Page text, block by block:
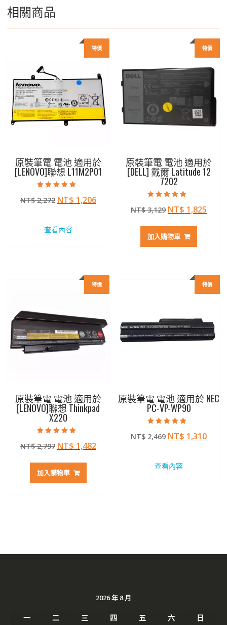
相關商品
特價
原裝筆電 電池 適用於
[LENOVO]聯想 L11M2P01
5.00
滿分 5
NT$2,272 原
格：
NT$ 1,206目
查看內容
特價
原裝筆電 電池 適用於
[DELL] 戴爾 Latitude 12
7202
5.00
滿分 5
NT$3,129 原
價
格：
NT$ 1,825
加入購物車
特價
原裝筆電 電池 適用於
[LENOVO]聯想 Thinkpad
X220
5.00
滿分 5
NT$2,797 原
價
格：
NT$ 1,482目
加入購物車
特價
原裝筆電 電池 適用於 NEC
PC-VP-WP90
4.50
滿分 5
NT$2,469 原
格：
NT$ 1,310目
查看內容
2026 年 8 月
一 二 三 四 五 六
日